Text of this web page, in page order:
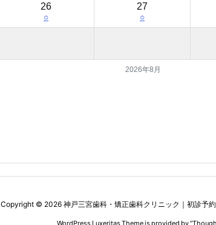
2026年8月
26
○
27
○
Copyright © 2026 神戸三宮歯科・矯正歯科クリニック｜初診予
WordPress Luxeritas Theme is provided by "